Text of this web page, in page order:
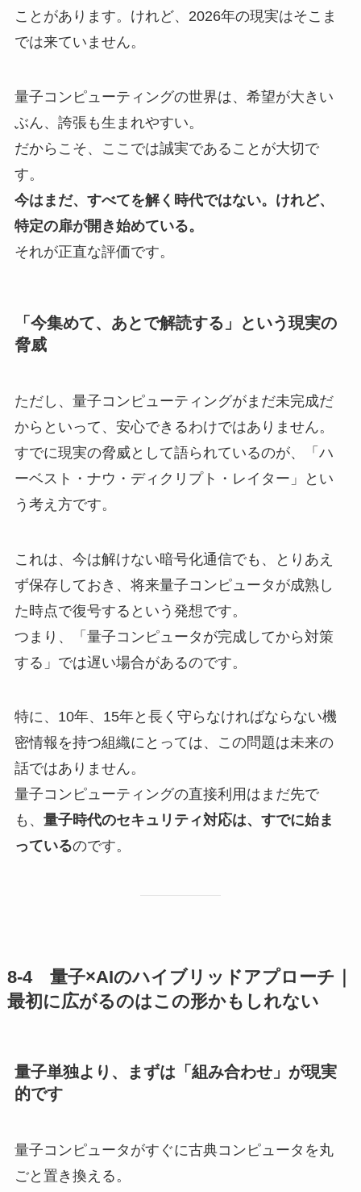
ことがあります。けれど、2026年の現実はそこま
では来ていません。
量子コンピューティングの世界は、希望が大きい
ぶん、誇張も生まれやすい。
だからこそ、ここでは誠実であることが大切で
す。
今はまだ、すべてを解く時代ではない。けれど、
特定の扉が開き始めている。
それが正直な評価です。
「今集めて、あとで解読する」という現実の
脅威
ただし、量子コンピューティングがまだ未完成だ
からといって、安心できるわけではありません。
すでに現実の脅威として語られているのが、「ハ
ーベスト・ナウ・ディクリプト・レイター」とい
う考え方です。
これは、今は解けない暗号化通信でも、とりあえ
ず保存しておき、将来量子コンピュータが成熟し
た時点で復号するという発想です。
つまり、「量子コンピュータが完成してから対策
する」では遅い場合があるのです。
特に、10年、15年と長く守らなければならない機
密情報を持つ組織にとっては、この問題は未来の
話ではありません。
量子コンピューティングの直接利用はまだ先で
も、 量子時代のセキュリティ対応は、すでに始ま
っているのです。
8-4 量子×AIのハイブリッドアプローチ｜
最初に広がるのはこの形かもしれない
量子単独より、まずは「組み合わせ」が現実
的です
量子コンピュータがすぐに古典コンピュータを丸
ごと置き換える。